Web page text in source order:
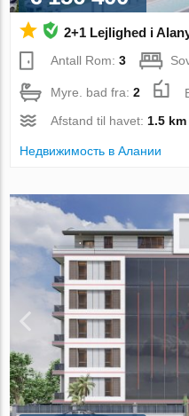
2+1 Lejlighed i
Antall Rom:3
Myre. bad fra:2
Afstand til havet:1.5 km
Недвижимость в Алании